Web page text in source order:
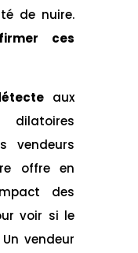
de nuire.
ces
aux
vendeurs
offre en
des
voir si le
vendeur